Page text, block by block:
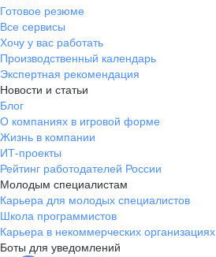
Готовое резюме
Все сервисы
Хочу у вас работать
Производственный календарь
Экспертная рекомендация
Новости и статьи
Блог
О компаниях в игровой форме
Жизнь в компании
ИТ-проекты
Рейтинг работодателей России
Молодым специалистам
Карьера для молодых специалистов
Школа программистов
Карьера в некоммерческих организациях
Боты для уведомлений